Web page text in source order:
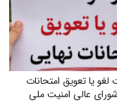
یا تعویق امتحانات
شورای عالی امنیت ملی